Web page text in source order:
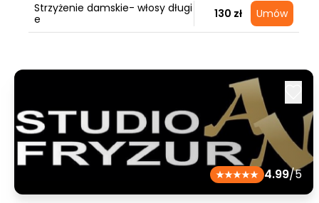
Strzyżenie damskie- włosy długi
e
130 zł Umów
4.99/5